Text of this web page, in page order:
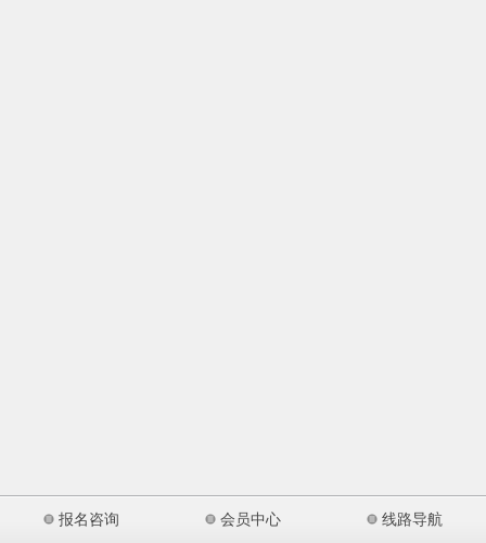
报名咨询 会员中心 线路导航